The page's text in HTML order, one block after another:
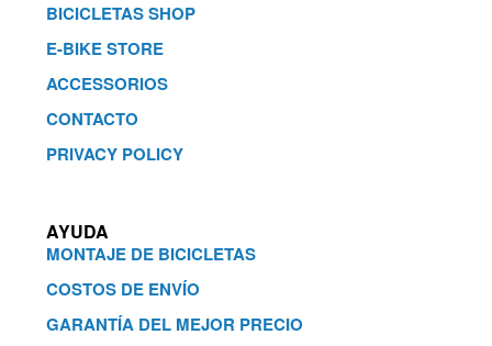
BICICLETAS SHOP
E-BIKE STORE
ACCESSORIOS
CONTACTO
PRIVACY POLICY
AYUDA
MONTAJE DE BICICLETAS
COSTOS DE ENVÍO
GARANTÍA DEL MEJOR PRECIO